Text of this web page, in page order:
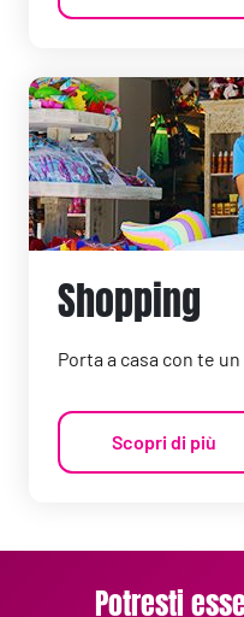
Shopping
Porta a casa con te
Scopri di più
Potresti